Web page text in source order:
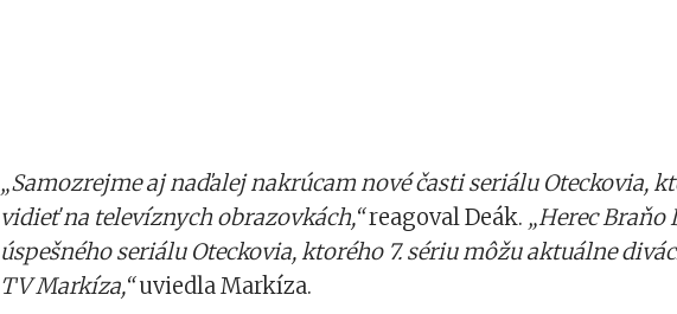
„Samozrejme aj naďalej nakrúcam nové časti seriálu Oteckovia,
vidieť na televíznych obrazovkách,“reagoval Deák. „Herec Braňo
úspešného seriálu Oteckovia, ktorého 7. sériu môžu aktuálne
TV Markíza,“uviedla Markíza.